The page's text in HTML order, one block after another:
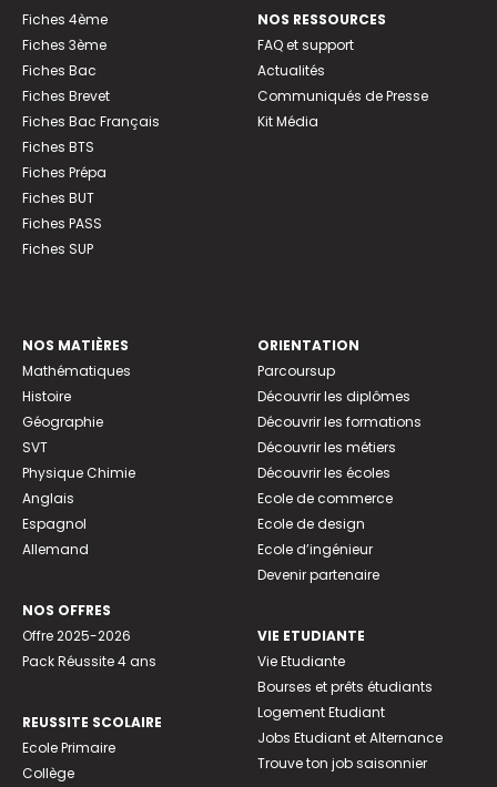
Fiches 4ème
Fiches 3ème
Fiches Bac
Fiches Brevet
Fiches Bac Français
Fiches BTS
Fiches Prépa
Fiches BUT
Fiches PASS
Fiches SUP
NOS RESSOURCES
FAQ et support
Actualités
Communiqués de Presse
Kit Média
NOS MATIÈRES
Mathématiques
Histoire
Géographie
SVT
Physique Chimie
Anglais
Espagnol
Allemand
NOS OFFRES
Offre 2025-2026
Pack Réussite 4 ans
REUSSITE SCOLAIRE
Ecole Primaire
Collège
ORIENTATION
Parcoursup
Découvrir les diplômes
Découvrir les formations
Découvrir les métiers
Découvrir les écoles
Ecole de commerce
Ecole de design
Ecole d’ingénieur
Devenir partenaire
VIE ETUDIANTE
Vie Etudiante
Bourses et prêts étudiants
Logement Etudiant
Jobs Etudiant et Alternance
Trouve ton job saisonnier